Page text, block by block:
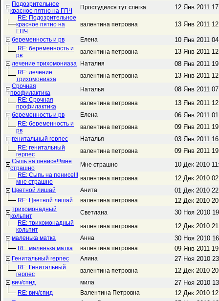
Подозрительное
красное пятно на ГПЧ
Простудился тут слегка 12 Янв 2011
RE: Подозрительное
красное пятно на
ГПЧ
валентина петровна 13 Янв 2011
беременность и рв Елена 10 Янв 2011
RE: беременность и
рв
валентина петровна 13 Янв 2011
лечение трихомониаза Наталия 08 Янв 2011
RE: лечение
трихомониаза
валентина петровна 13 Янв 2011
Срочная
профилактика
Наталья 08 Янв 2011
RE: Срочная
профилактика
валентина петровна 13 Янв 2011
беременность и рв Елена 06 Янв 2011
RE: беременность и
рв
валентина петровна 09 Янв 2011
генитальный герпес Наталья 03 Янв 2011
RE: генитальный
герпес
валентина петровна 09 Янв 2011
Сыпь на пенисе!!!мне
страшно
Мне страшно 10 Дек 2010
RE: Сыпь на пенисе!!!
мне страшно
валентина петровна 12 Дек 2010
Цветной лишай Анита 01 Дек 2010
RE: Цветной лишай валентина петровна 12 Дек 2010
трихомонадный
кольпит
Светлана 30 Ноя 2010
RE: трихомонадный
кольпит
валентина петровна 12 Дек 2010
маленька матка Анна 30 Ноя 2010
RE: маленька матка валентина петровна 09 Янв 2011
Генитальный герпес Алина 27 Ноя 2010
RE: Генитальный
герпес
валентина петровна 12 Дек 2010
вич/спид мила 27 Ноя 2010
RE: вич/спид Валентина Петровна 12 Дек 2010